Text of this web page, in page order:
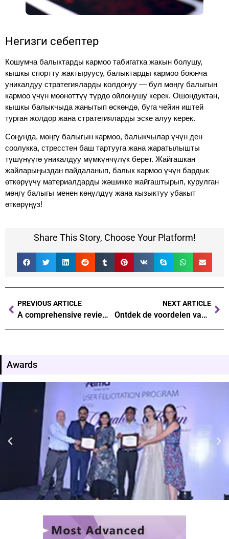
Негизги себептер
Кошумча балыктарды кармоо табигатка жакын болушу,
кышкы спортту жактыруусу, балыктарды кармоо боюнча
уникалдуу стратегияларды колдонуу — бул мөңгү балыгын
кармоо үчүн мөөнөттүү түрдө ойлонушу керек. Ошондуктан,
кышкы балыкчыда жанытып өскөндө, буга чейин иштей
турган жолдор жана стратегияларды эске алуу керек.
Соңунда, мөңгү балыгын кармоо, балыкчылар үчүн ден
соолукка, стресстен баш тартууга жана жаратылышты
түшүнүүгө уникалдуу мүмкүнчүлүк берет. Жайгашкан
жайларыңыздан пайдаланып, балык кармоо үчүн бардык
өткөрүүчү материалдарды жәшикке жайгаштырып, курулган
мөңгү балыгы менен көңүлдүү жана кызыктуу убакыт
өткөрүңүз!
Share This Story, Choose Your Platform!
PREVIOUS ARTICLE
A comprehensive review of winwin casino: pros, cons, and everything in between
NEXT ARTICLE
Ontdek de voordelen van Onlyspins casino: een uitgebreide gids voor nieuwkomers
Awards